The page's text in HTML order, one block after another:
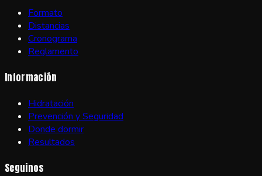
Formato
Distancias
Cronograma
Reglamento
Información
Hidratación
Prevención y Seguridad
Donde dormir
Resultados
Seguinos